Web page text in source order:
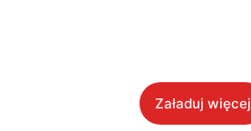
Załaduj więcej